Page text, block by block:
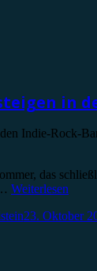
in
Indie-Rock-
das
Weiterlesen
23. Oktober